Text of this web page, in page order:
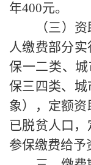
年400元。
（三）
人缴费部分
保一二类、
保三四类、
象），定额
已脱贫人口
参保缴费给予